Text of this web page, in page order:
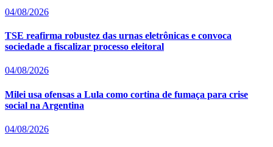
04/08/2026
TSE reafirma robustez das urnas eletrônicas e convoca
sociedade a fiscalizar processo eleitoral
04/08/2026
Milei usa ofensas a Lula como cortina de fumaça para crise
social na Argentina
04/08/2026